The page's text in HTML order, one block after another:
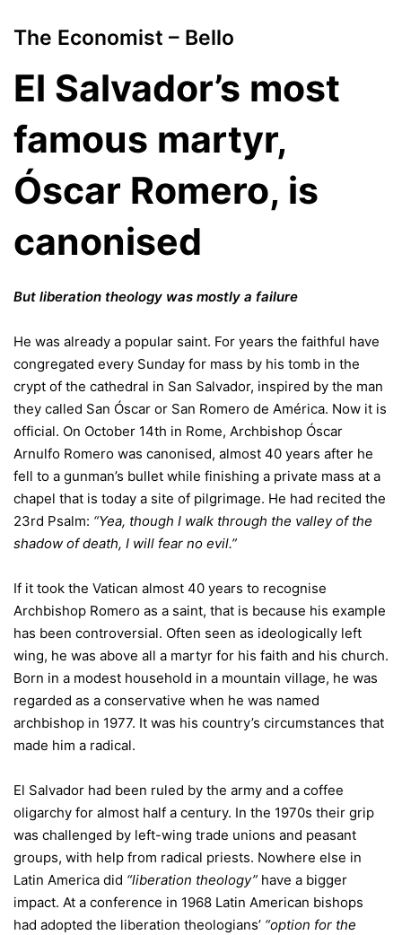
The Economist – Bello
El Salvador’s most
famous martyr,
Óscar Romero, is
canonised
But liberation theology was mostly a failure
He was already a popular saint. For years the faithful have
congregated every Sunday for mass by his tomb in the
crypt of the cathedral in San Salvador, inspired by the man
they called San Óscar or San Romero de América. Now it is
official. On October 14th in Rome, Archbishop Óscar
Arnulfo Romero was canonised, almost 40 years after he
fell to a gunman’s bullet while finishing a private mass at a
chapel that is today a site of pilgrimage. He had recited the
23rd Psalm: “Yea, though I walk through the valley of the
shadow of death, I will fear no evil.”
If it took the Vatican almost 40 years to recognise
Archbishop Romero as a saint, that is because his example
has been controversial. Often seen as ideologically left
wing, he was above all a martyr for his faith and his church.
Born in a modest household in a mountain village, he was
regarded as a conservative when he was named
archbishop in 1977. It was his country’s circumstances that
made him a radical.
El Salvador had been ruled by the army and a coffee
oligarchy for almost half a century. In the 1970s their grip
was challenged by left-wing trade unions and peasant
groups, with help from radical priests. Nowhere else in
Latin America did “liberation theology” have a bigger
impact. At a conference in 1968 Latin American bishops
had adopted the liberation theologians’ “option for the